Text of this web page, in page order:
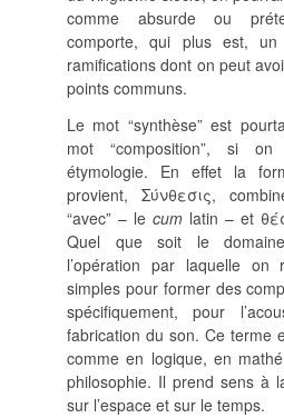
googlelinkedinyoutube
comme absurde ou
comporte, qui plus est,
ramifications dont on peut
points communs.
Le mot “synthèse” est
mot “composition”, si
étymologie. En effet la
provient, Σύνθεσις,
“avec” – le cum latin – et
Quel que soit le
l’opération par laquelle on
simples pour former des
spécifiquement, pour
fabrication du son. Ce terme
comme en logique, en
philosophie. Il prend sens à
sur l’espace et sur le temps.